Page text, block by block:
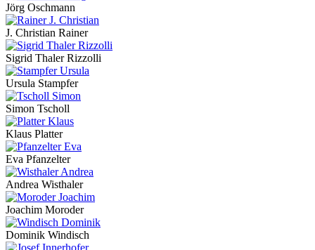
Jörg Oschmann
J. Christian Rainer
Sigrid Thaler Rizzolli
Ursula Stampfer
Simon Tscholl
Klaus Platter
Eva Pfanzelter
Andrea Wisthaler
Joachim Moroder
Dominik Windisch